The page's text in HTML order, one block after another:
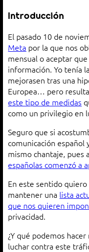
Introducción
El pasado 10 de
Meta por la que nos
mensual o aceptar
información. Yo tenía
mejorasen tras una
Europea… pero
este tipo de medidas
como un privilegio en
Seguro que si
comunicación español
mismo chantaje, pues
españolas comenzó a
En este sentido quiero
mantener una lista
que nos quieren
privacidad.
¿Y qué podemos
luchar contra este